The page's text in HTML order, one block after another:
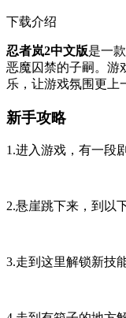
下载介绍
忍者岚2中文版是一
恶魔囚禁的子嗣。游
乐，让游戏氛围更上
新手攻略
1.进入游戏，有一段
2.悬崖跳下来，到以
3.走到这里解锁新技